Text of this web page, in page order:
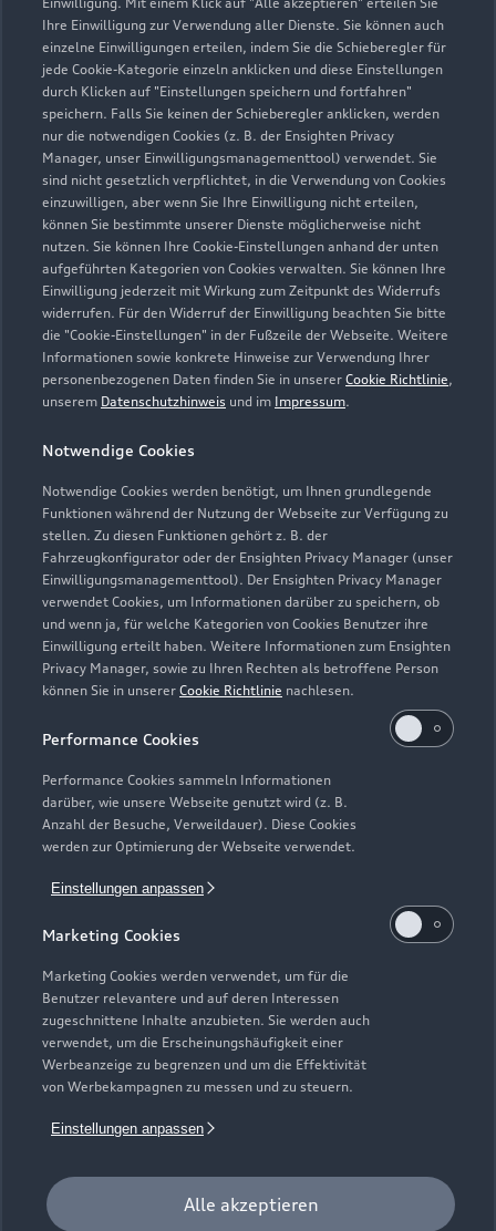
Ihre Einwilligung zur Verwendung aller Dienste. Sie können auch
einzelne Einwilligungen erteilen, indem Sie die Schieberegler für
jede Cookie-Kategorie einzeln anklicken und diese Einstellungen
durch Klicken auf "Einstellungen speichern und fortfahren"
speichern. Falls Sie keinen der Schieberegler anklicken, werden
nur die notwendigen Cookies (z. B. der Ensighten Privacy
Manager, unser Einwilligungsmanagementtool) verwendet. Sie
sind nicht gesetzlich verpflichtet, in die Verwendung von Cookies
einzuwilligen, aber wenn Sie Ihre Einwilligung nicht erteilen,
können Sie bestimmte unserer Dienste möglicherweise nicht
nutzen. Sie können Ihre Cookie-Einstellungen anhand der unten
aufgeführten Kategorien von Cookies verwalten. Sie können Ihre
Einwilligung jederzeit mit Wirkung zum Zeitpunkt des Widerrufs
widerrufen. Für den Widerruf der Einwilligung beachten Sie bitte
die "Cookie-Einstellungen" in der Fußzeile der Webseite. Weitere
Informationen sowie konkrete Hinweise zur Verwendung Ihrer
personenbezogenen Daten finden Sie in unserer Cookie Richtlinie,
unserem Datenschutzhinweis und im Impressum.
Notwendige Cookies
Notwendige Cookies werden benötigt, um Ihnen grundlegende
Funktionen während der Nutzung der Webseite zur Verfügung zu
stellen. Zu diesen Funktionen gehört z. B. der
Fahrzeugkonfigurator oder der Ensighten Privacy Manager (unser
Einwilligungsmanagementtool). Der Ensighten Privacy Manager
verwendet Cookies, um Informationen darüber zu speichern, ob
und wenn ja, für welche Kategorien von Cookies Benutzer ihre
Einwilligung erteilt haben. Weitere Informationen zum Ensighten
Privacy Manager, sowie zu Ihren Rechten als betroffene Person
können Sie in unserer Cookie Richtlinie nachlesen.
Performance Cookies
Performance Cookies sammeln Informationen
darüber, wie unsere Webseite genutzt wird (z. B.
Anzahl der Besuche, Verweildauer). Diese Cookies
werden zur Optimierung der Webseite verwendet.
Einstellungen anpassen
Marketing Cookies
Marketing Cookies werden verwendet, um für die
Benutzer relevantere und auf deren Interessen
zugeschnittene Inhalte anzubieten. Sie werden auch
verwendet, um die Erscheinungshäufigkeit einer
Werbeanzeige zu begrenzen und um die Effektivität
von Werbekampagnen zu messen und zu steuern.
Einstellungen anpassen
Alle akzeptieren
Zu den Rädern
Zurück nach oben
Modelle
Alle Modelle
Modelle vergleichen
Elektromodelle
Plug-in-Hybride
Kaufen & leasen
Gebrauchtwagensuche
Gebrauchtwagen
Finanzierung
Aktionen & Angebote
Geschäftskunden
Service & Zubehör
Audi Services
Garantie
Audi digital services
myAudi
Kundenservice
Audi Online Beratung
Online-Terminvereinbarung
Servicekontakt
Bordbuch & Bedienungsanleitungen
Verträge kündigen
Über Audi
Unternehmen
Karriere
Investor Relations
Presse & Media Center
Datenschutz
© 2026 AUDI AG. Alle Rechte vorbehalten
Impressum Rechtliches
Hinweisgebersystem
Datenschutzinformation
Digital Services Act
EU Data Act